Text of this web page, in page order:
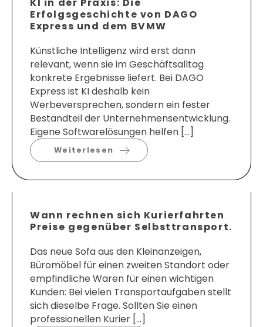
KI in der Praxis: Die
Erfolgsgeschichte von DAGO
Express und dem BVMW
Künstliche Intelligenz wird erst dann
relevant, wenn sie im Geschäftsalltag
konkrete Ergebnisse liefert. Bei DAGO
Express ist KI deshalb kein
Werbeversprechen, sondern ein fester
Bestandteil der Unternehmensentwicklung.
Eigene Softwarelösungen helfen […]
Weiterlesen
Wann rechnen sich Kurierfahrten
Preise gegenüber Selbsttransport.
Das neue Sofa aus den Kleinanzeigen,
Büromöbel für einen zweiten Standort oder
empfindliche Waren für einen wichtigen
Kunden: Bei vielen Transportaufgaben stellt
sich dieselbe Frage. Sollten Sie einen
professionellen Kurier […]